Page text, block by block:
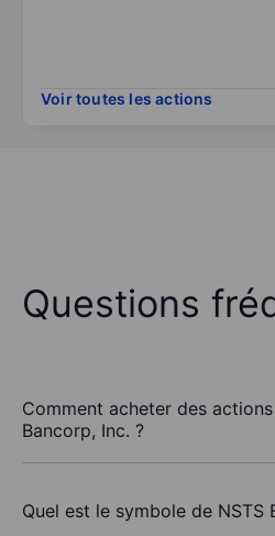
Voir toutes les actions
Questions
Comment acheter des
Bancorp, Inc. ?
Quel est le symbole de NSTS